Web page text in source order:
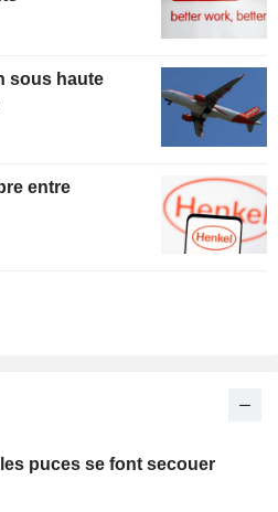
sous haute
puces se font secouer